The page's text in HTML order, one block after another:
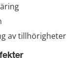
av tillhörigheter​